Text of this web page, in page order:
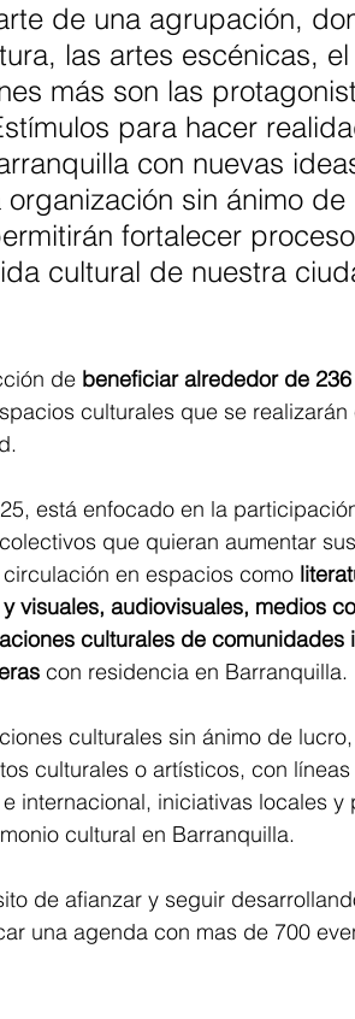
de una agrupación,
las artes escénicas,
más son las
para hacer
con nuevas
sin ánimo de
fortalecer
cultural de nuestra
de beneficiar alrededor de
culturales que se
está enfocado en la
que quieran aumentar
en espacios como
visuales, audiovisuales, medios
culturales de comunidades
con residencia en Barranquilla.
culturales sin ánimo de
culturales o artísticos, con
internacional, iniciativas locales y
cultural en Barranquilla.
de afianzar y seguir
una agenda con mas de 700